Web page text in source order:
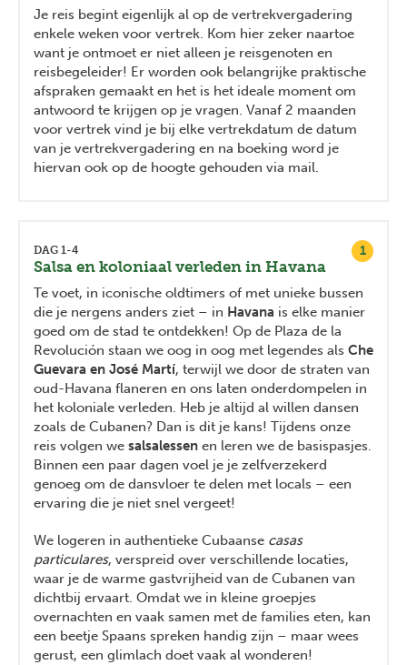
Je reis begint eigenlijk al op de vertrekvergadering
enkele weken voor vertrek. Kom hier zeker naartoe
want je ontmoet er niet alleen je reisgenoten en
reisbegeleider! Er worden ook belangrijke praktische
afspraken gemaakt en het is het ideale moment om
antwoord te krijgen op je vragen. Vanaf 2 maanden
voor vertrek vind je bij elke vertrekdatum de datum
van je vertrekvergadering en na boeking word je
hiervan ook op de hoogte gehouden via mail.
1
DAG 1-4
Salsa en koloniaal verleden in Havana
Te voet, in iconische oldtimers of met unieke bussen
die je nergens anders ziet – in Havana is elke manier
goed om de stad te ontdekken! Op de Plaza de la
Revolución staan we oog in oog met legendes als Che
Guevara en José Martí, terwijl we door de straten van
oud-Havana flaneren en ons laten onderdompelen in
het koloniale verleden. Heb je altijd al willen dansen
zoals de Cubanen? Dan is dit je kans! Tijdens onze
reis volgen we salsalessen en leren we de basispasjes.
Binnen een paar dagen voel je je zelfverzekerd
genoeg om de dansvloer te delen met locals – een
ervaring die je niet snel vergeet!
We logeren in authentieke Cubaanse casas
particulares, verspreid over verschillende locaties,
waar je de warme gastvrijheid van de Cubanen van
dichtbij ervaart. Omdat we in kleine groepjes
overnachten en vaak samen met de families eten, kan
een beetje Spaans spreken handig zijn – maar wees
gerust, een glimlach doet vaak al wonderen!